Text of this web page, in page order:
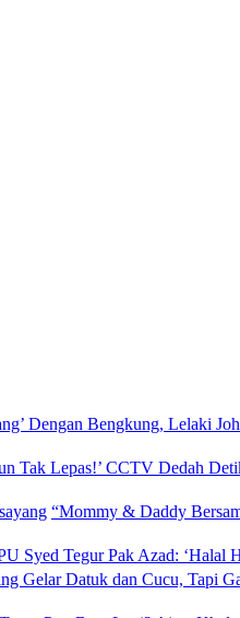
Dengan Bengkung, Lelaki
Tak Lepas!’ CCTV Dedah
“Mommy & Daddy
Syed Tegur Pak Azad: ‘Halal
Gelar Datuk dan Cucu, Tapi